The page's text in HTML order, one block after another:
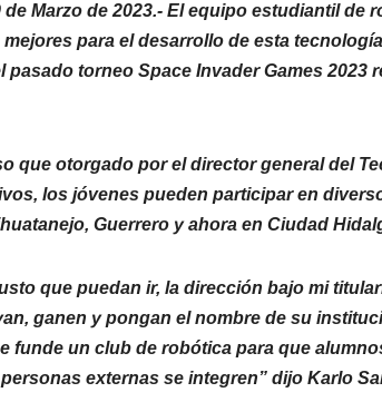
de Marzo de 2023.- El equipo estudiantil
para el desarrollo de esta
pasado torneo Space Invader Games
que otorgado por el director general del
los jóvenes pueden participar en
Guerrero y ahora en Ciudad
que puedan ir, la dirección bajo mi
ganen y pongan el nombre de su
funde un club de robótica para que
externas se integren” dijo Karlo